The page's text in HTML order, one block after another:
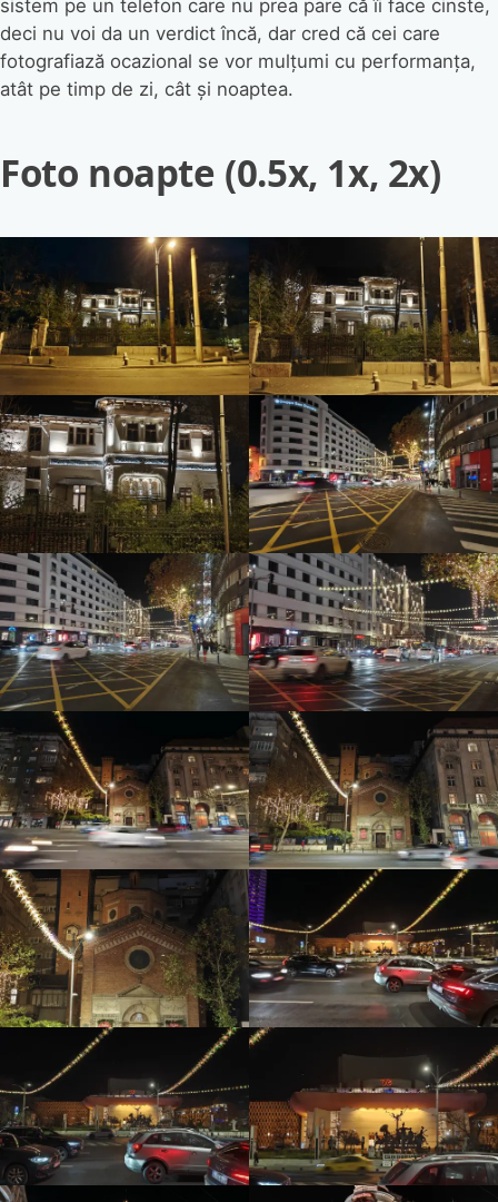
sistem pe un telefon care nu prea pare că îi face cinste,
deci nu voi da un verdict încă, dar cred că cei care
fotografiază ocazional se vor mulțumi cu performanța,
atât pe timp de zi, cât și noaptea.
Foto noapte (0.5x, 1x, 2x)